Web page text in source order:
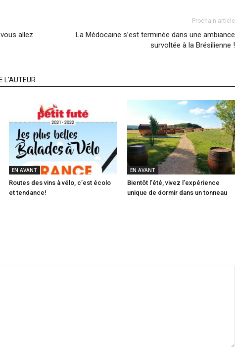
allez
Prochain article
La Médocaine s’est terminée dans une ambiance
survoltée à la Brésilienne !
L'AUTEUR
EN AVANT
Routes des vins à vélo, c’est écolo
et tendance!
EN AVANT
Bientôt l’été, vivez l’expérience
unique de dormir dans un tonneau